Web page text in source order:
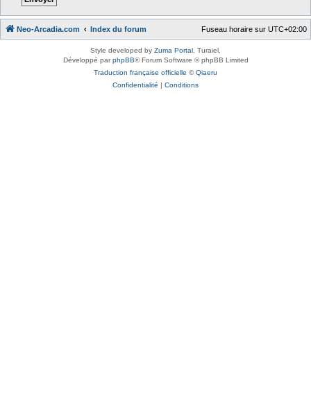
Neo-Arcadia.com Index du forum Fuseau horaire sur UTC+02:00
Style developed by Zuma Portal , Turaiel,
Développé parphpBB® Forum Software © phpBB Limited
Traduction française officielle ©Qiaeru
Confidentialité | Conditions